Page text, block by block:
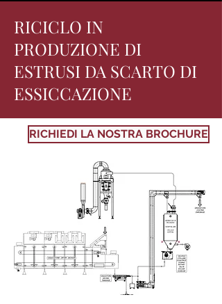
RICICLO IN
PRODUZIONE DI
ESTRUSI DA SCARTO DI
ESSICCAZIONE
RICHIEDI LA NOSTRA BROCHURE